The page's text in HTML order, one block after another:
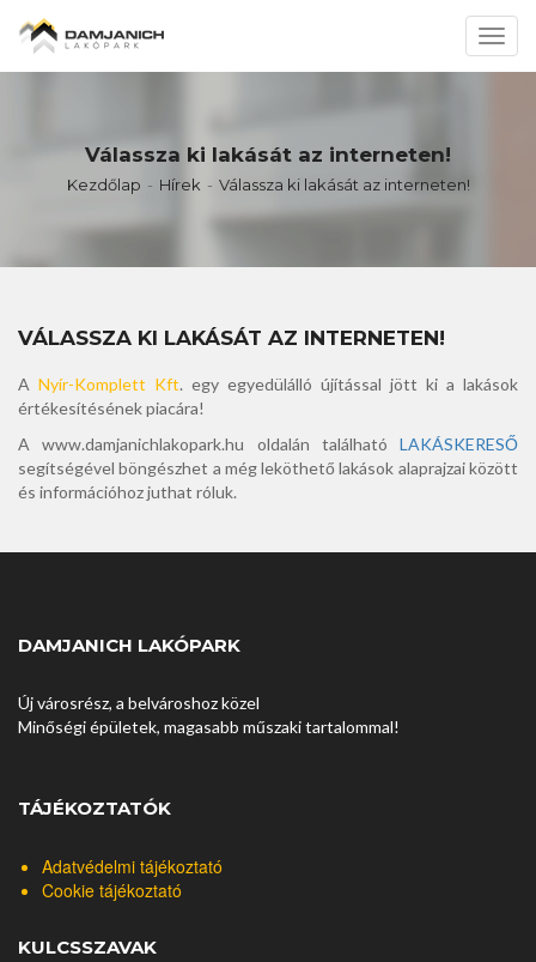
Válassza ki lakását az interneten!
Kezdőlap Hírek Válassza ki lakását az interneten!
VÁLASSZA KI LAKÁSÁT AZ INTERNETEN!
A Nyír-Komplett Kft. egy egyedülálló újítással jött ki a lakások
értékesítésének piacára!
A www.damjanichlakopark.hu oldalán található LAKÁSKERESŐ
segítségével böngészhet a még leköthető lakások alaprajzai között
és információhoz juthat róluk.
DAMJANICH LAKÓPARK
Új városrész, a belvároshoz közel
Minőségi épületek, magasabb műszaki tartalommal!
TÁJÉKOZTATÓK
Adatvédelmi tájékoztató
Cookie tájékoztató
KULCSSZAVAK